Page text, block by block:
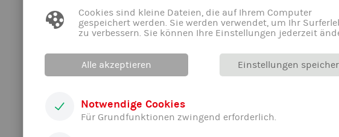
Cookies sind kleine Dateien, die auf Ihrem Computer
gespeichert werden. Sie werden verwendet, um Ihr
zu verbessern. Sie können Ihre Einstellungen jederzeit
Alle akzeptieren Einstellungen
Notwendige Cookies
Für Grundfunktionen zwingend erforderlich.